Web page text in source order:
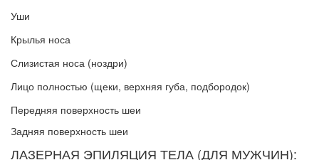
Уши
Крылья носа
Слизистая носа (ноздри)
Лицо полностью (щеки, верхняя губа, подбородок)
Передняя поверхность шеи
Задняя поверхность шеи
ЛАЗЕРНАЯ ЭПИЛЯЦИЯ ТЕЛА (ДЛЯ МУЖЧИН):